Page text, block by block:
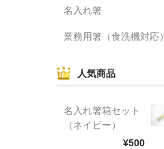
名入れ箸
業務用箸（食洗機対応）
人気商品
名入れ箸箱セット
（ネイビー）
¥500